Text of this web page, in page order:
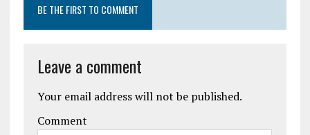
BE THE FIRST TO COMMENT
Leave a comment
Your email address will not be published.
Comment